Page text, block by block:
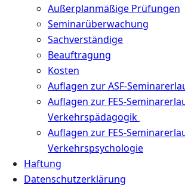
Außerplanmäßige Prüfungen
Seminarüberwachung
Sachverständige
Beauftragung
Kosten
Auflagen zur ASF-
Auflagen zur FES-
Verkehrspädagogik
Auflagen zur FES-
Verkehrspsychologie
Haftung
Datenschutzerklärung